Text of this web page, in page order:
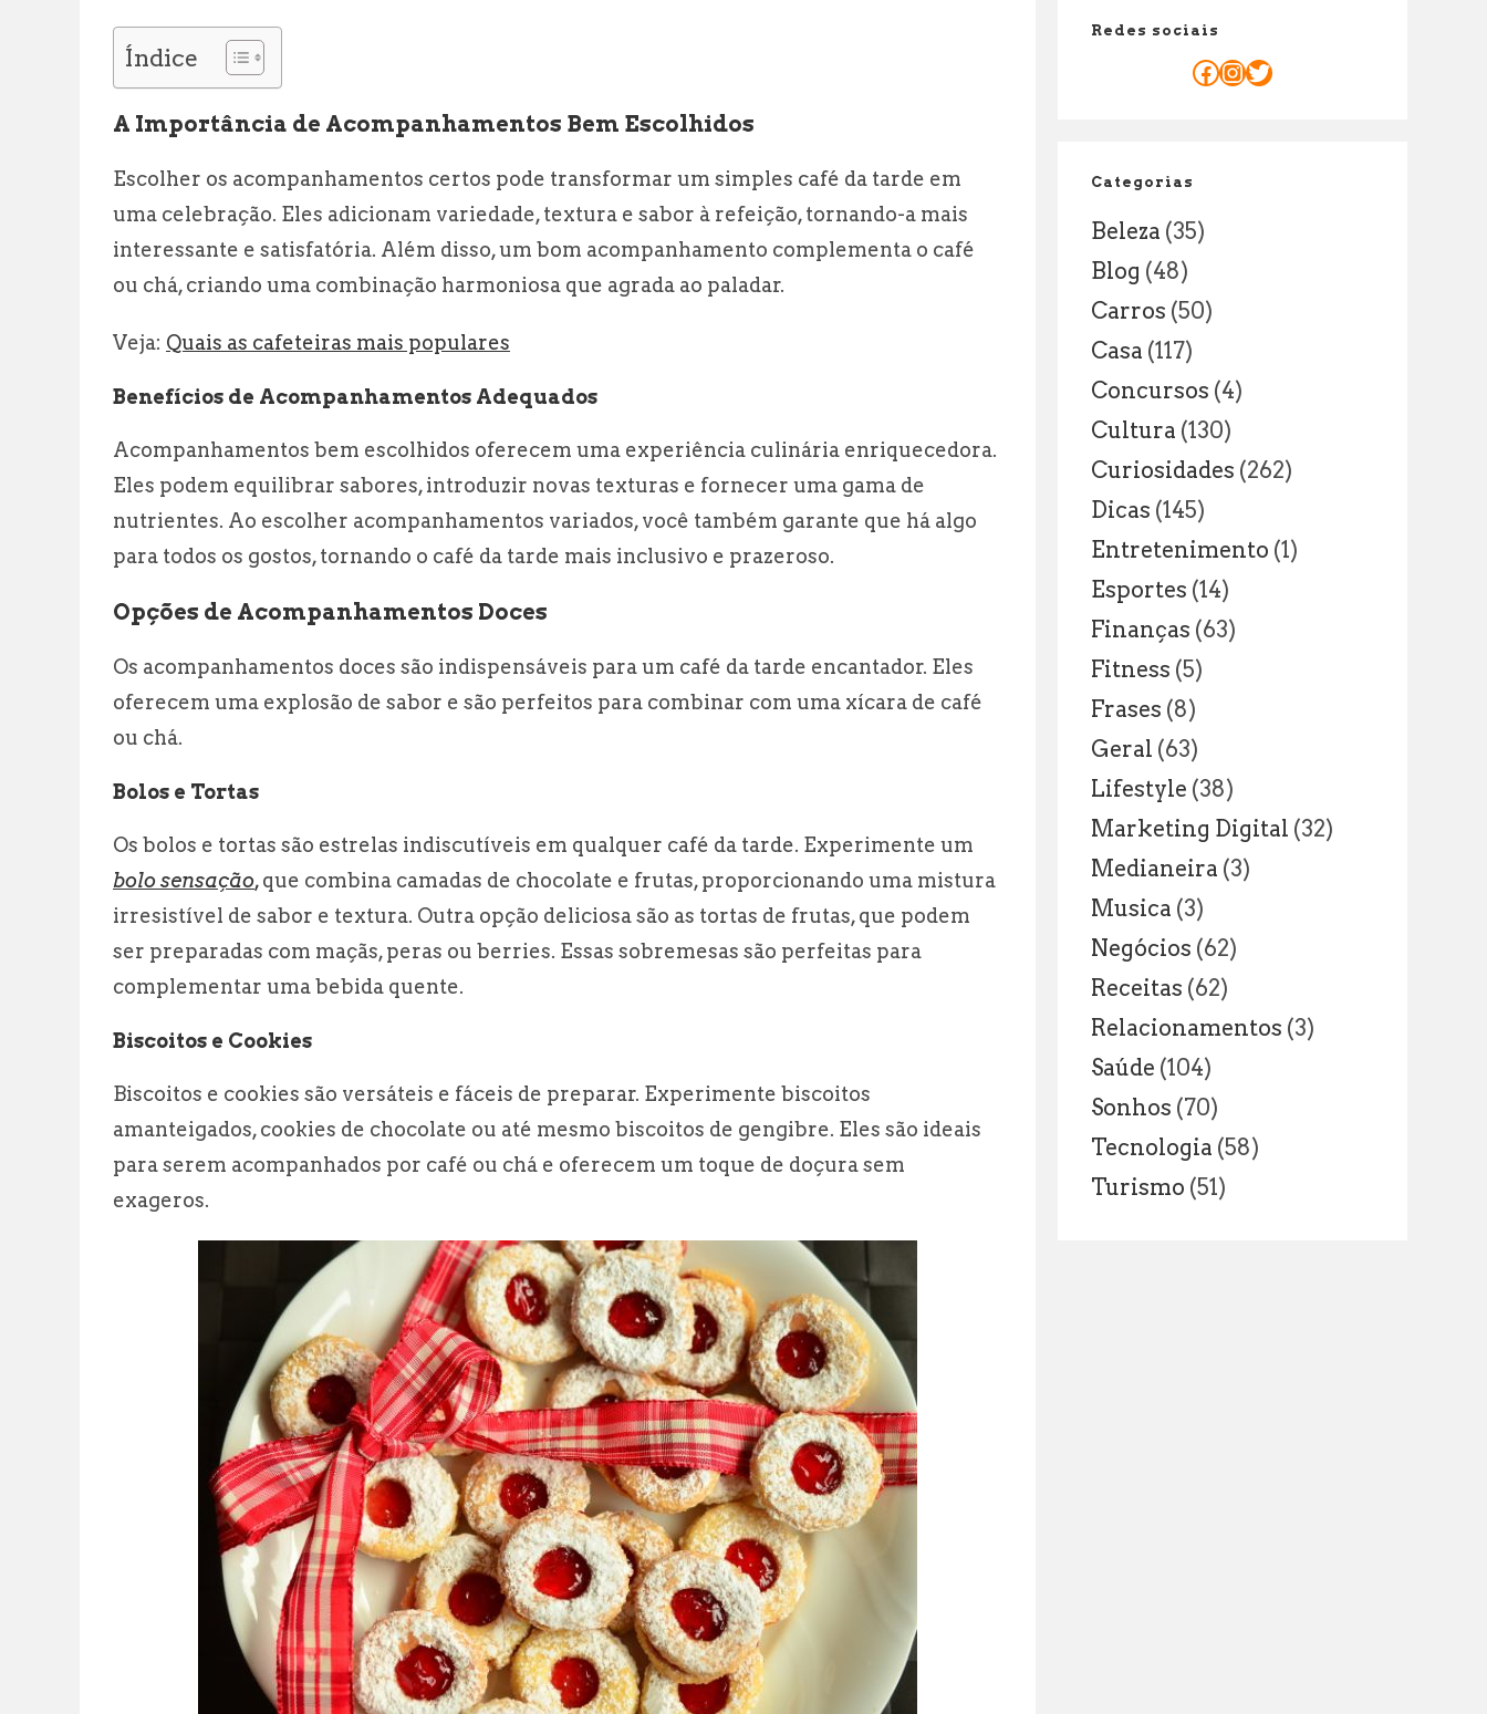
Índice
A Importância de Acompanhamentos Bem Escolhidos
Escolher os acompanhamentos certos pode transformar um simples café da tarde em
uma celebração. Eles adicionam variedade, textura e sabor à refeição, tornando-a mais
interessante e satisfatória. Além disso, um bom acompanhamento complementa o café
ou chá, criando uma combinação harmoniosa que agrada ao paladar.
Veja: Quais as cafeteiras mais populares
Benefícios de Acompanhamentos Adequados
Acompanhamentos bem escolhidos oferecem uma experiência culinária enriquecedora.
Eles podem equilibrar sabores, introduzir novas texturas e fornecer uma gama de
nutrientes. Ao escolher acompanhamentos variados, você também garante que há algo
para todos os gostos, tornando o café da tarde mais inclusivo e prazeroso.
Opções de Acompanhamentos Doces
Os acompanhamentos doces são indispensáveis para um café da tarde encantador. Eles
oferecem uma explosão de sabor e são perfeitos para combinar com uma xícara de café
ou chá.
Bolos e Tortas
Os bolos e tortas são estrelas indiscutíveis em qualquer café da tarde. Experimente um
bolo sensação,que combina camadas de chocolate e frutas, proporcionando uma mistura
irresistível de sabor e textura. Outra opção deliciosa são as tortas de frutas, que podem
ser preparadas com maçãs, peras ou berries. Essas sobremesas são perfeitas para
complementar uma bebida quente.
Biscoitos e Cookies
Biscoitos e cookies são versáteis e fáceis de preparar. Experimente biscoitos
amanteigados, cookies de chocolate ou até mesmo biscoitos de gengibre. Eles são ideais
para serem acompanhados por café ou chá e oferecem um toque de doçura sem
exageros.
Para
reservar
a
Redes sociais
Facebook
Instagram
Twitter
Categorias
Beleza (35)
Blog (48)
Carros (50)
Casa (117)
Concursos (4)
Cultura (130)
Curiosidades (262)
Dicas (145)
Entretenimento (1)
Esportes (14)
Finanças (63)
Fitness (5)
Frases (8)
Geral (63)
Lifestyle (38)
Marketing Digital (32)
Medianeira (3)
Musica (3)
Negócios (62)
Receitas (62)
Relacionamentos (3)
Saúde (104)
Sonhos (70)
Tecnologia (58)
Turismo (51)